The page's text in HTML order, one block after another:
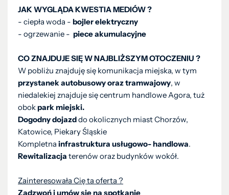
JAK WYGLĄDA KWESTIA MEDIÓW ?
- ciepła woda - bojler elektryczny
- ogrzewanie - piece akumulacyjne
CO ZNAJDUJE SIĘ W NAJBLIŻSZYM OTOCZENIU ?
W pobliżu znajduję się komunikacja miejska, w tym
przystanek autobusowy oraz tramwajowy, w
niedalekiej znajduje się centrum handlowe Agora, tuż
obokpark miejski.
Dogodny dojazddo okolicznych miast Chorzów,
Katowice, Piekary Śląskie
Kompletna infrastruktura usługowo- handlowa.
Rewitalizacja terenów oraz budynków wokół.
Zainteresowała Cię ta oferta ?
Zadzwoń i umów się na spotkanie